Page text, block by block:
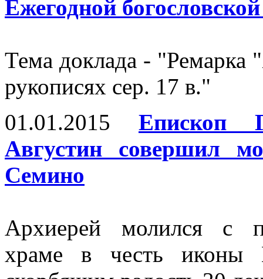
Ежегодной
Тема доклада - "Ремарка
рукописях сер. 17 в."
01.01.2015
Епископ
Августин совершил
Семино
Архиерей молился с
храме в честь иконы